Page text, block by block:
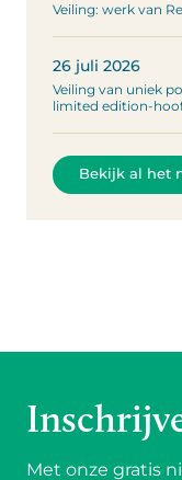
Veiling: werk van
26 juli 2026
Veiling van uniek
limited edition-
Bekijk al het
Met onze gratis